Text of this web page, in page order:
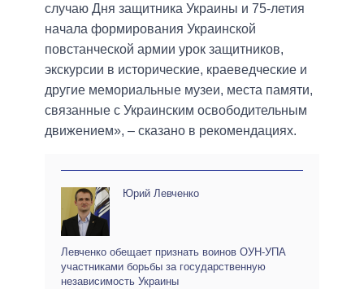
случаю Дня защитника Украины и 75-летия
начала формирования Украинской
повстанческой армии урок защитников,
экскурсии в исторические, краеведческие и
другие мемориальные музеи, места памяти,
связанные с Украинским освободительным
движением», – сказано в рекомендациях.
Юрий Левченко
Левченко обещает признать воинов ОУН-УПА
участниками борьбы за государственную
независимость Украины